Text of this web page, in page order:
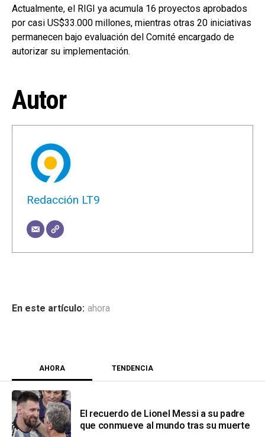
Actualmente, el RIGI ya acumula 16 proyectos aprobados
por casi US$33.000 millones, mientras otras 20 iniciativas
permanecen bajo evaluación del Comité encargado de
autorizar su implementación.
Autor
Redacción LT9
ahora
AHORA TENDENCIA
El recuerdo de Lionel Messi a su padre
que conmueve al mundo tras su muerte